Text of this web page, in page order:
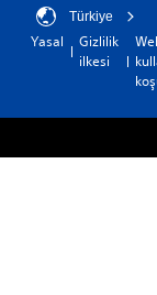
Türkiye
Yasal
Gizlilik
ilkesi